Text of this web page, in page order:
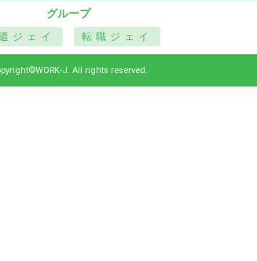
グループ
ジェイ 転職ジェイ
J. All rights reserved.